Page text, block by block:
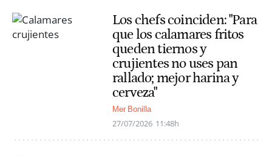
Los chefs coinciden: "Para
que los calamares fritos
queden tiernos y
crujientes no uses pan
rallado; mejor harina y
cerveza"
Mer Bonilla
27/07/2026 11:48h